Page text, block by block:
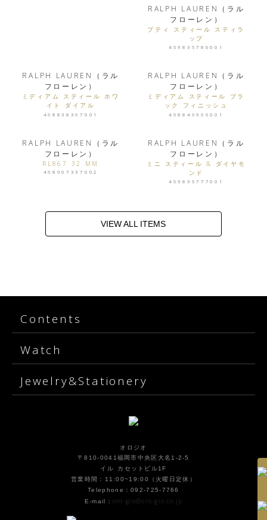
RALPH LAUREN（ラル
フローレン）
プティ スティール スティラ
ップ
469836780001
RALPH LAUREN（ラル
フローレン）
ミディアム スティール ホワ
イト ダイアル
468838367001
RALPH LAUREN（ラル
フローレン）
ミディアム スティール ブラ
ック フィニッシュ
468846966001
RALPH LAUREN（ラル
フローレン）
RL867 32 MM
468907337002
RALPH LAUREN（ラル
フローレン）
ミニ スティール & ダイヤモ
ンド
469836777001
VIEW ALL ITEMS
Contents
Watch
Jewelry&Stationery
オロジオ
〒810-0041福岡市中央区大名1-2-5
イル カセットビル1F
営業時間：11:00~19:00（火曜日定休）
Telephone：092-725-7766
E-mail： oro-gio@oro-gio.co.jp